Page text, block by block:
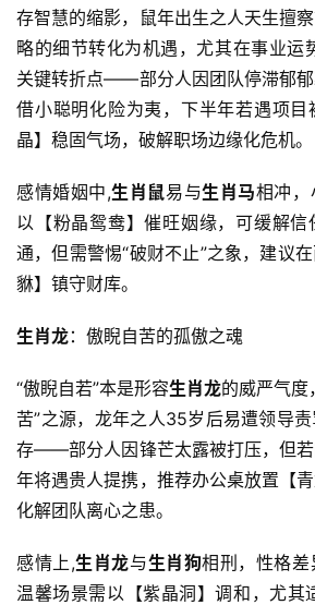
存智慧的缩影，鼠年出生之人天生擅
略的细节转化为机遇，尤其在事业运
关键转折点——部分人因团队停滞郁
借小聪明化险为夷，下半年若遇项
晶】稳固气场，破解职场边缘化危机。
感情婚姻中,生肖鼠易与生肖马相冲，
以【粉晶鸳鸯】催旺姻缘，可缓解信
通，但需警惕“破财不止”之象，建议
貅】镇守财库。
生肖龙：傲睨自苦的孤傲之魂
“傲睨自若”本是形容生肖龙的威严气度
苦”之源，龙年之人35岁后易遭领导
存——部分人因锋芒太露被打压，但
年将遇贵人提携，推荐办公桌放置【青
化解团队离心之患。
感情上,生肖龙与生肖狗相刑，性格
温馨场景需以【紫晶洞】调和，尤其